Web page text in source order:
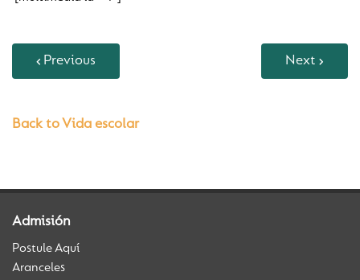
Previous Next
Back to Vida escolar
Admisión
Postule Aquí
Aranceles